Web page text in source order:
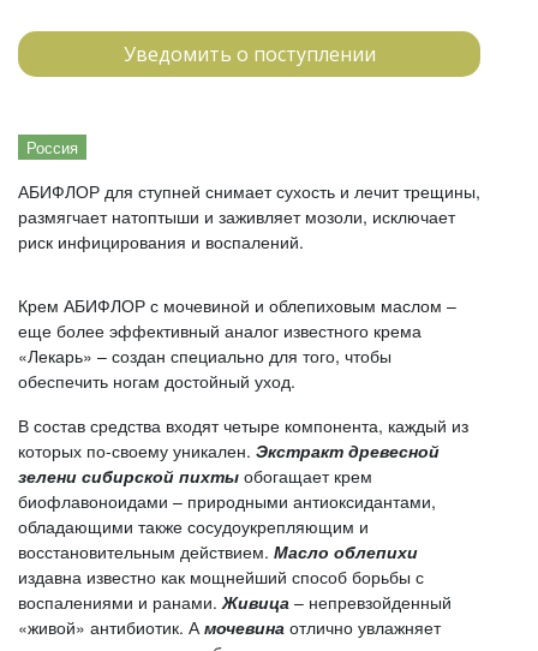
Уведомить о поступлении
Россия
АБИФЛОР для ступней снимает сухость и лечит трещины,
размягчает натоптыши и заживляет мозоли, исключает
риск инфицирования и воспалений.
Крем АБИФЛОР с мочевиной и облепиховым маслом –
еще более эффективный аналог известного крема
«Лекарь» – создан специально для того, чтобы
обеспечить ногам достойный уход.
В состав средства входят четыре компонента, каждый из
которых по-своему уникален. Экстракт древесной
зелени сибирской пихты обогащает крем
биофлавоноидами – природными антиоксидантами,
обладающими также сосудоукрепляющим и
восстановительным действием. Масло облепихи
издавна известно как мощнейший способ борьбы с
воспалениями и ранами.Живица – непревзойденный
«живой» антибиотик. Амочевина отлично увлажняет